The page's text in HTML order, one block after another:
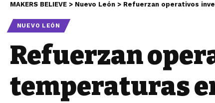
MAKERS BELIEVE > Nuevo León > Refuerzan operativos
NUEVO LEÓN
Refuerzan
temperaturas